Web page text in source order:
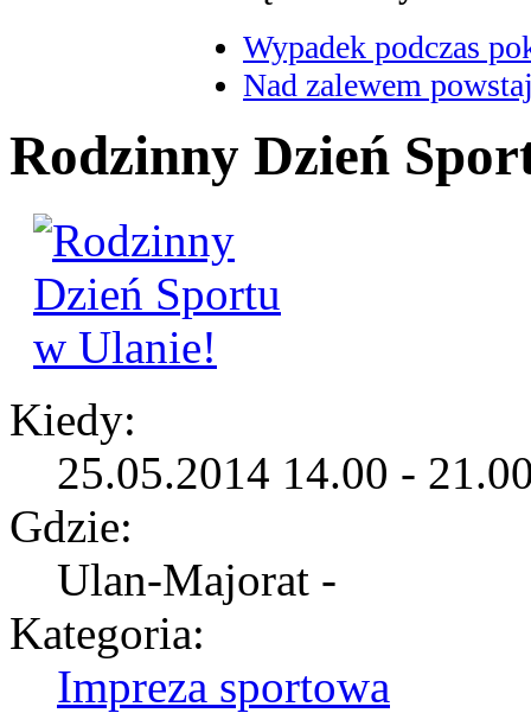
Wypadek podczas
Nad zalewem
Rodzinny Dzień
Kiedy:
25.05.2014 14.00 -
Gdzie:
Ulan-Majorat -
Kategoria:
Impreza sportowa